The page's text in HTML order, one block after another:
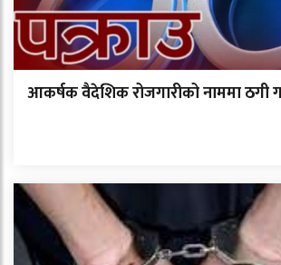
आकर्षक वैदेशिक रोजगारीको नाममा ठगी